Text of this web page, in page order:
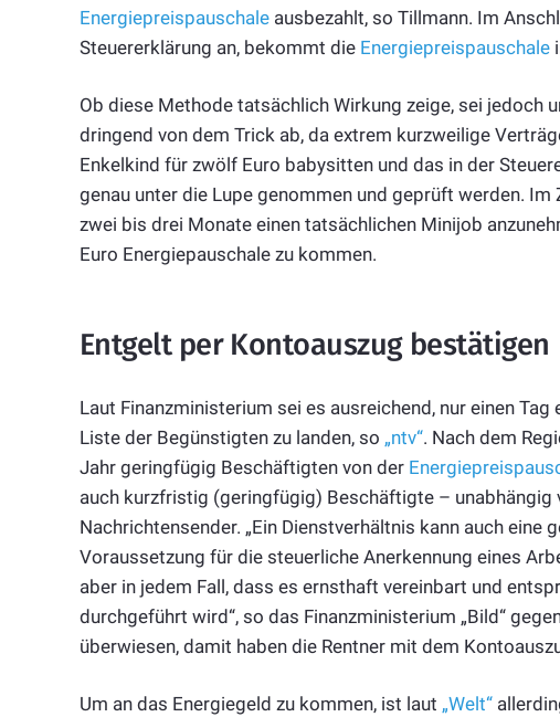
Energiepreispauschale ausbezahlt, so Tillmann. Im
Steuererklärung an, bekommt die Energiepreispauschale
Ob diese Methode tatsächlich Wirkung zeige, sei jedoch
dringend von dem Trick ab, da extrem kurzweilige
Enkelkind für zwölf Euro babysitten und das in der
genau unter die Lupe genommen und geprüft werden.
zwei bis drei Monate einen tatsächlichen Minijob
Euro Energiepauschale zu kommen.
Entgelt per Kontoauszug bestätigen
Laut Finanzministerium sei es ausreichend, nur einen
Liste der Begünstigten zu landen, so „ntv“. Nach dem
Jahr geringfügig Beschäftigten von der
auch kurzfristig (geringfügig) Beschäftigte – unabhängig
Nachrichtensender. „Ein Dienstverhältnis kann auch eine
Voraussetzung für die steuerliche Anerkennung eines
aber in jedem Fall, dass es ernsthaft vereinbart und
durchgeführt wird“, so das Finanzministerium „Bild“
überwiesen, damit haben die Rentner mit dem
Um an das Energiegeld zu kommen, ist laut „Welt“